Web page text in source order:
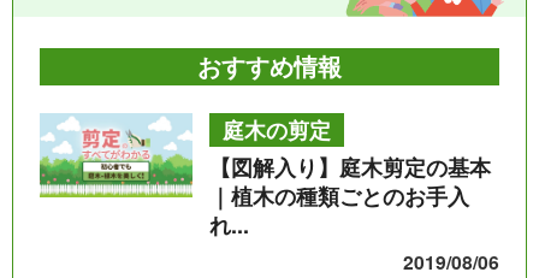
おすすめ情報
庭木の剪定
【図解入り】庭木剪定の基本
｜植木の種類ごとのお手入
れ...
2019/08/06